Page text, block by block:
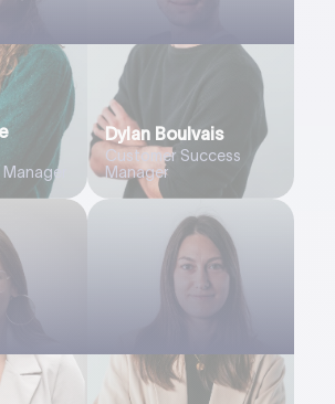
Dylan Boulvais
Customer Success
Manager